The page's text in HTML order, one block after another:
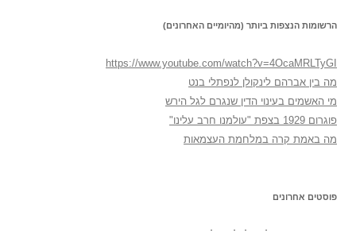
הרשומות הנצפות ביותר (מהיומיים האחרונים)
https://www.youtube.com/watch?v=4OcaMRLTyGI
מה בין אברהם לינקולן לנפתלי בנט
מי האשמים בעינוי הדין שנגרם לגל הירש
פוגרום 1929 בצפת "עולמנו חרב עלינו"
מה באמת קרה במלחמת העצמאות
פוסטים אחרונים